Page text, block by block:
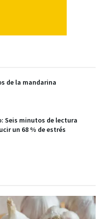
de la mandarina
Seis minutos de lectura
un 68 % de estrés